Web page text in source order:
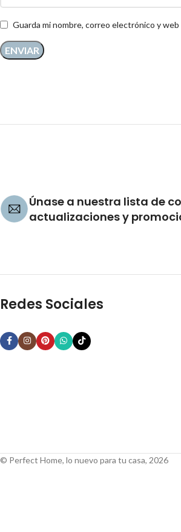
Guarda mi nombre, correo electrónico y
Únase a nuestra lista de
actualizaciones y
Redes Sociales
© Perfect Home, lo nuevo para tu casa, 2026